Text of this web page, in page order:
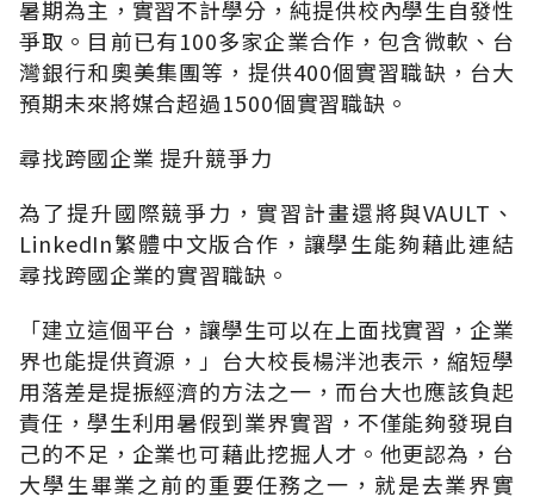
暑期為主，實習不計學分，純提供校內學生自發性
爭取。目前已有100多家企業合作，包含微軟、台
灣銀行和奧美集團等，提供400個實習職缺，台大
預期未來將媒合超過1500個實習職缺。
尋找跨國企業 提升競爭力
為了提升國際競爭力，實習計畫還將與VAULT、
LinkedIn繁體中文版合作，讓學生能夠藉此連結
尋找跨國企業的實習職缺。
「建立這個平台，讓學生可以在上面找實習，企業
界也能提供資源，」台大校長楊泮池表示，縮短學
用落差是提振經濟的方法之一，而台大也應該負起
責任，學生利用暑假到業界實習，不僅能夠發現自
己的不足，企業也可藉此挖掘人才。他更認為，台
大學生畢業之前的重要任務之一，就是去業界實